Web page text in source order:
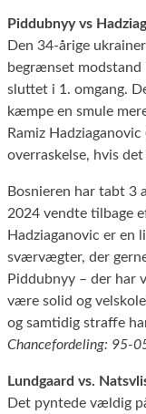
Piddubnyy vs
Den 34-årige
begrænset modstand
sluttet i 1. omgang.
kæmpe en smule
Ramiz
overraskelse, hvis
Bosnieren har tabt 3
2024 vendte tilbage
Hadziaganovic er
sværvægter, der
Piddubnyy – der har
være solid og
og samtidig straffe
Chancefordeling: 95-
Lundgaard vs.
Det pyntede vældig